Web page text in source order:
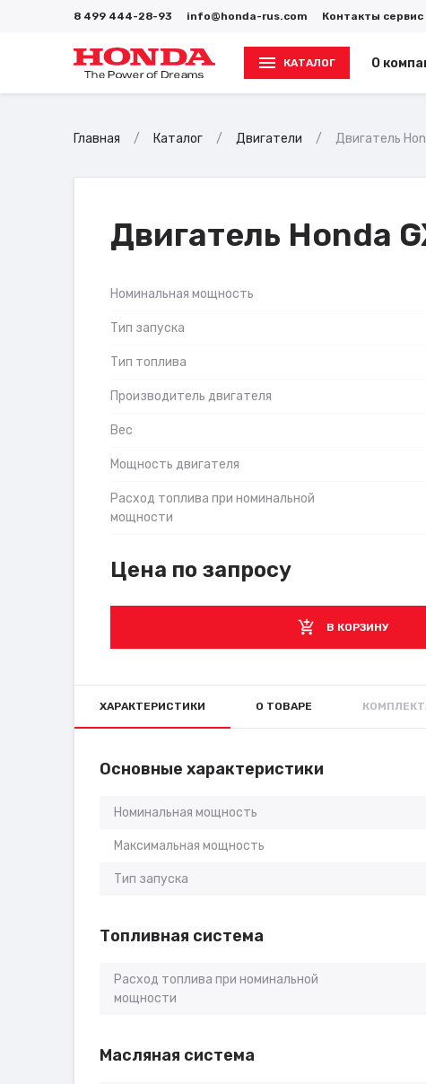
8 499 444-28-93 info@honda-rus.com Контакты
КАТАЛОГ О
Главная Каталог Двигатели Двигатель
Двигатель Honda
Номинальная мощность
Тип запуска
Тип топлива
Производитель двигателя
Вес
Мощность двигателя
Расход топлива при номинальной
мощности
Цена по запросу
В КОРЗИНУ
ХАРАКТЕРИСТИКИ О ТОВАРЕ
Основные характеристики
Номинальная мощность
Максимальная мощность
Тип запуска
Топливная система
Расход топлива при номинальной
мощности
Масляная система